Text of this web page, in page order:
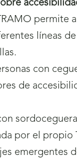
permite
líneas
con
de
por el propio
emergentes